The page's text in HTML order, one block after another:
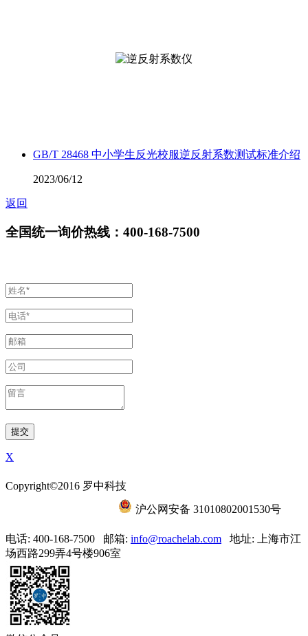
GB/T 28468 中小学生反光校服逆反射系数测试标准介绍
2023/06/12
返回
全国统一询价热线：400-168-7500
X
Copyright©2016 罗中科技
沪公网安备 31010802001530号
电话: 400-168-7500 邮箱: info@roachelab.com‍
地址: 上海市江
场西路299弄4号楼906室